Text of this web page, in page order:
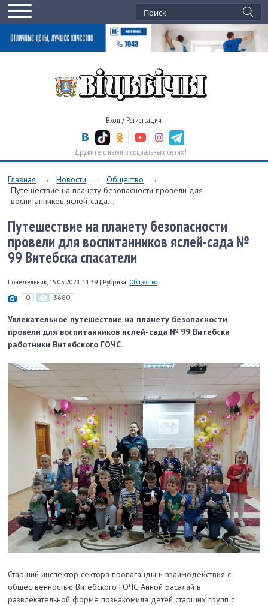
Вход / Регистрация
Дружите с нами в социальных сетях!
Главная → Новости → Общество
→
Путешествие на планету безопасности провели для
воспитанников яслей-сада...
Путешествие на планету безопасности
провели для воспитанников яслей-сада №
99 Витебска спасатели
Понедельник, 15.03.2021 11:39 | Рубрика: Общество
0 3680
Увлекательное путешествие на планету безопасности
провели для воспитанников яслей-сада № 99 Витебска
работники Витебского ГОЧС.
Старший инспектор сектора пропаганды и взаимодействия с
общественностью Витебского ГОЧС Анной Басалай в
развлекательной форме познакомила детей старших групп с